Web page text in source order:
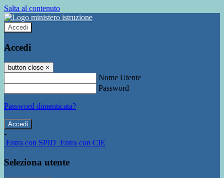
Salta al contenuto
Accedi
Accedi
button close ×
Nome Utente
Password
Password dimenticata?
-
Entra con SPID Entra con CIE
Seleziona utente